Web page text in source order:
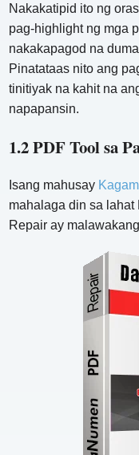
Nakakatipid ito ng
pag-highlight ng mga
nakakapagod na
Pinatataas nito ang
tinitiyak na kahit na
napapansin.
1.2 PDF Tool sa
Isang mahusay
mahalaga din sa
Repair ay